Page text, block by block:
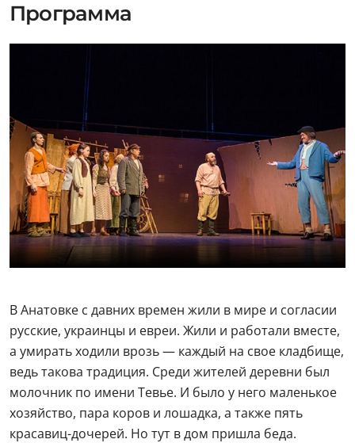
Программа
В Анатовке с давних времен жили в мире и согласии
русские, украинцы и евреи. Жили и работали вместе,
а умирать ходили врозь — каждый на свое кладбище,
ведь такова традиция. Среди жителей деревни был
молочник по имени Тевье. И было у него маленькое
хозяйство, пара коров и лошадка, а также пять
красавиц-дочерей. Но тут в дом пришла беда.